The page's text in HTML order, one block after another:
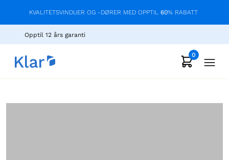
KVALITETSVINDUER OG -DØRER MED OPPTIL 60% RABATT
Opptil 12 års garanti
0